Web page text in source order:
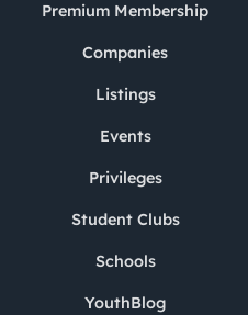
Premium Membership
Companies
Listings
Events
Privileges
Student Clubs
Schools
YouthBlog